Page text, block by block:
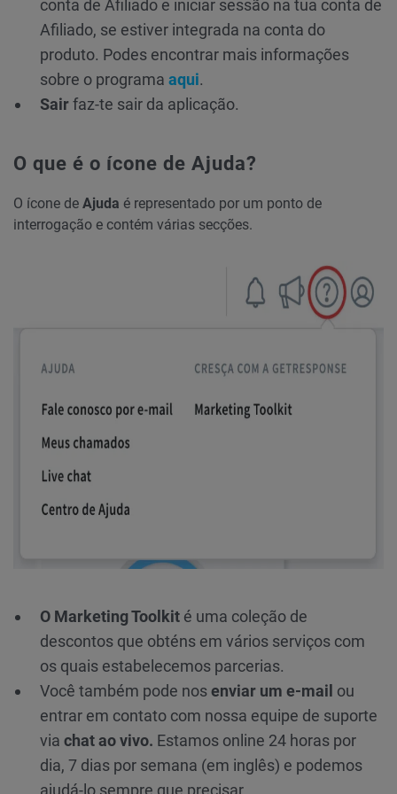
conta de Afiliado e iniciar sessão na tua conta de
Afiliado, se estiver integrada na conta do
produto. Podes encontrar mais informações
sobre o programa aqui.
Sairfaz-te sair da aplicação.
O que é o ícone de Ajuda?
O ícone de Ajuda é representado por um ponto de
interrogação e contém várias secções.
O Marketing Toolkit é uma coleção de
descontos que obténs em vários serviços com
os quais estabelecemos parcerias.
Você também pode nosenviar um e-mail ou
entrar em contato com nossa equipe de suporte
via chat ao vivo. Estamos online 24 horas por
dia, 7 dias por semana (em inglês) e podemos
ajudá-lo sempre que precisar.